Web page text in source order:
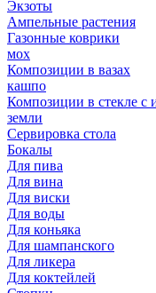
Экзоты
Ампельные растения
Газонные коврики
мох
Композиции в вазах
кашпо
Композиции в стекле с
земли
Сервировка стола
Бокалы
Для пива
Для вина
Для виски
Для воды
Для коньяка
Для шампанского
Для ликера
Для коктейлей